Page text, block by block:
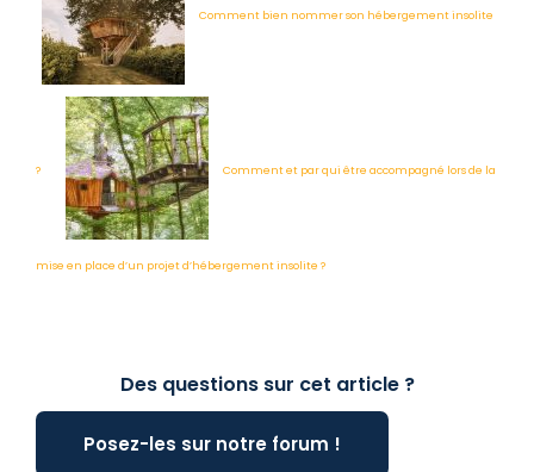
Comment bien nommer son hébergement insolite
? Comment et par qui être accompagné lors de la
mise en place d’un projet d’hébergement insolite ?
Des questions sur cet article ?
Posez-les sur notre forum !